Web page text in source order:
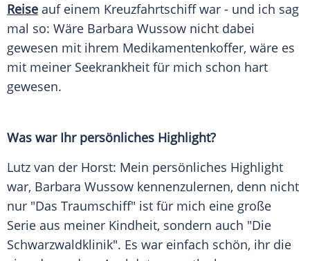
Reise auf einem Kreuzfahrtschiff war - und ich sag
mal so: Wäre Barbara Wussow nicht dabei
gewesen mit ihrem Medikamentenkoffer, wäre es
mit meiner Seekrankheit für mich schon hart
gewesen.
Was war Ihr persönliches Highlight?
Lutz van der Horst: Mein persönliches Highlight
war, Barbara Wussow kennenzulernen, denn nicht
nur "Das Traumschiff" ist für mich eine große
Serie aus meiner Kindheit, sondern auch "Die
Schwarzwaldklinik". Es war einfach schön, ihr die